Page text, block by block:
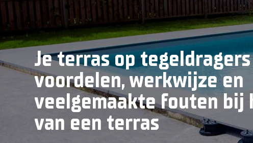
Je terras op
voordelen, werkwijze en
veelgemaakte fouten bij
van een terras